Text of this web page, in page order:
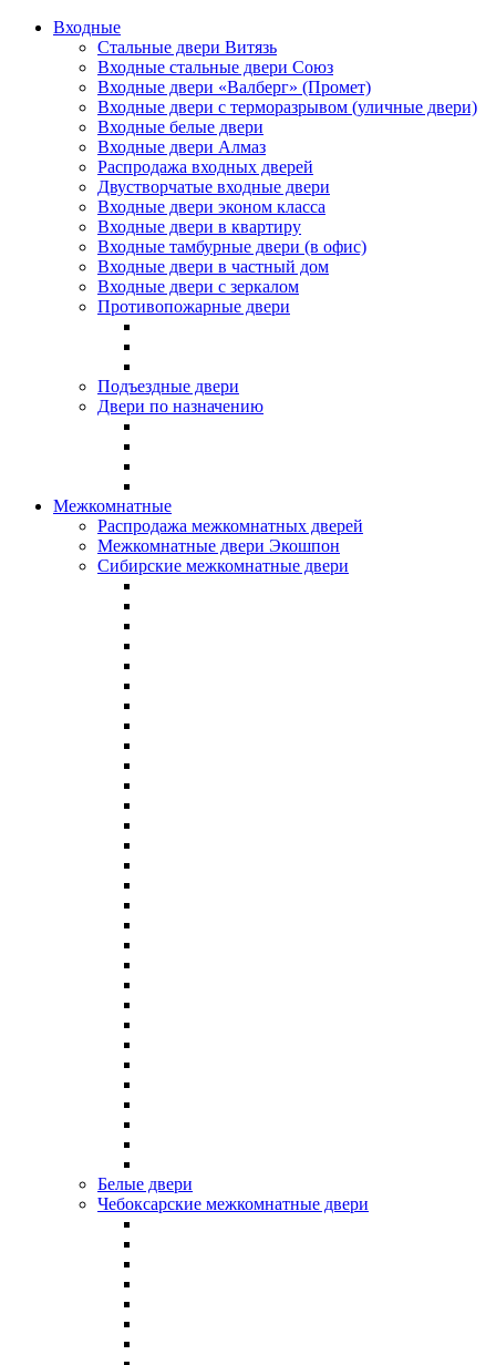
Входные
Стальные двери Витязь
Входные стальные двери Союз
Входные двери «Валберг» (Промет)
Входные двери с терморазрывом (уличные двери)
Входные белые двери
Входные двери Алмаз
Распродажа входных дверей
Двустворчатые входные двери
Входные двери эконом класса
Входные двери в квартиру
Входные тамбурные двери (в офис)
Входные двери в частный дом
Входные двери с зеркалом
Противопожарные двери
Подъездные двери
Двери по назначению
Межкомнатные
Распродажа межкомнатных дверей
Межкомнатные двери Экошпон
Сибирские межкомнатные двери
Белые двери
Чебоксарские межкомнатные двери